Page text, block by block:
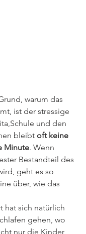
warum das
ist der stressige
und den
bleibt oft keine
Minute. Wenn
Bestandteil des
geht es so
über, wie das
hat sich natürlich
gehen, wo
nur die Kinder,